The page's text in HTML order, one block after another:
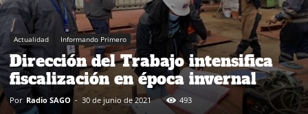
Actualidad Informando Primero
Dirección del Trabajo intensifica
fiscalización en época invernal
Por Radio SAGO - 30 de junio de 2021 493